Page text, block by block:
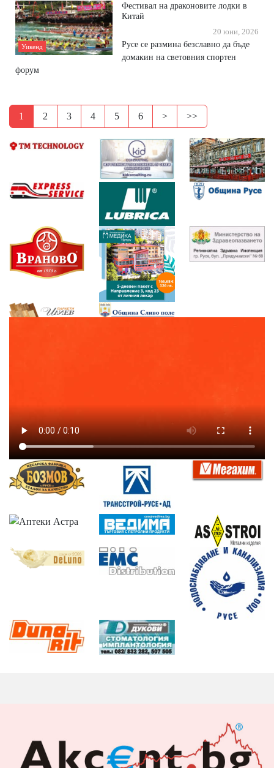
Уикенд
Фестивал на драконовите лодки в
Китай
20 юни, 2026
Русе се размина безславно да бъде
домакин на световния спортен
форум
1 2 3 4 5 6 > >>